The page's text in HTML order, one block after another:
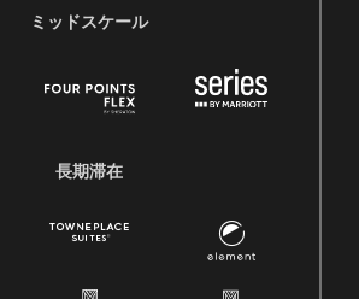
ミッドスケール
長期滞在